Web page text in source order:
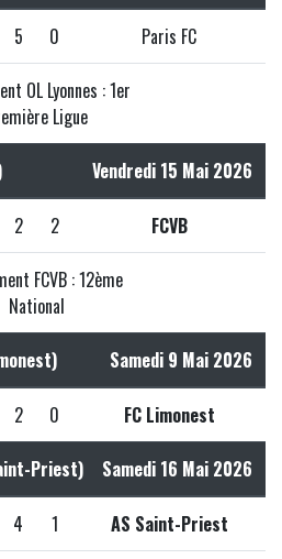
5 0 Paris FC
OL Lyonnes : 1er
Ligue
Vendredi 15 Mai 2026
2 2 FCVB
FCVB : 12ème
National
Samedi 9 Mai 2026
2 0 FC Limonest
Priest) Samedi 16 Mai 2026
4 1 AS Saint-Priest